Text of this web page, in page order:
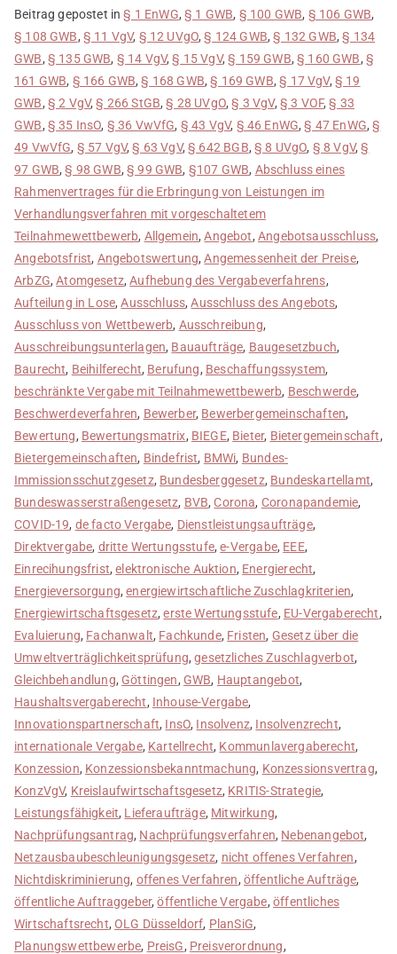
Beitrag gepostet in§ 1 EnWG,§ 1 GWB, § 100 GWB, § 106 GWB,
§ 108 GWB, § 11 VgV, § 12 UVgO,§ 124 GWB,§ 132 GWB,§ 134
GWB, § 135 GWB, § 14 VgV,§ 15 VgV,§ 159 GWB,§ 160 GWB, §
161 GWB, § 166 GWB,§ 168 GWB,§ 169 GWB,§ 17 VgV, § 19
GWB, § 2 VgV,§ 266 StGB,§ 28 UVgO,§ 3 VgV, § 3 VOF,§ 33
GWB, § 35 InsO, § 36 VwVfG, § 43 VgV, § 46 EnWG,§ 47 EnWG,§
49 VwVfG, § 57 VgV,§ 63 VgV,§ 642 BGB,§ 8 UVgO, § 8 VgV,§
97 GWB,§ 98 GWB,§ 99 GWB, §107 GWB, Abschluss eines
Rahmenvertrages für die Erbringung von Leistungen im
Verhandlungsverfahren mit vorgeschaltetem
Teilnahmewettbewerb, Allgemein,Angebot, Angebotsausschluss,
Angebotsfrist, Angebotswertung,Angemessenheit der Preise,
ArbZG,Atomgesetz,Aufhebung des Vergabeverfahrens,
Aufteilung in Lose,Ausschluss,Ausschluss des Angebots,
Ausschluss von Wettbewerb, Ausschreibung,
Ausschreibungsunterlagen, Bauaufträge, Baugesetzbuch,
Baurecht, Beihilferecht, Berufung, Beschaffungssystem,
beschränkte Vergabe mit Teilnahmewettbewerb, Beschwerde,
Beschwerdeverfahren, Bewerber, Bewerbergemeinschaften,
Bewertung, Bewertungsmatrix, BIEGE, Bieter, Bietergemeinschaft,
Bietergemeinschaften, Bindefrist, BMWi, Bundes-
Immissionsschutzgesetz, Bundesberggesetz, Bundeskartellamt,
Bundeswasserstraßengesetz, BVB,Corona, Coronapandemie,
COVID-19, de facto Vergabe, Dienstleistungsaufträge,
Direktvergabe, dritte Wertungsstufe,e-Vergabe, EEE,
Einrecihungsfrist,elektronische Auktion, Energierecht,
Energieversorgung,energiewirtschaftliche Zuschlagkriterien,
Energiewirtschaftsgesetz,erste Wertungsstufe, EU-Vergaberecht,
Evaluierung, Fachanwalt, Fachkunde, Fristen, Gesetz über die
Umweltverträglichkeitsprüfung,gesetzliches Zuschlagverbot,
Gleichbehandlung, Göttingen, GWB, Hauptangebot,
Haushaltsvergaberecht, Inhouse-Vergabe,
Innovationspartnerschaft, InsO, Insolvenz, Insolvenzrecht,
internationale Vergabe, Kartellrecht, Kommunlavergaberecht,
Konzession, Konzessionsbekanntmachung, Konzessionsvertrag,
KonzVgV, Kreislaufwirtschaftsgesetz, KRITIS-Strategie,
Leistungsfähigkeit, Lieferaufträge, Mitwirkung,
Nachprüfungsantrag, Nachprüfungsverfahren, Nebenangebot,
Netzausbaubeschleunigungsgesetz, nicht offenes Verfahren,
Nichtdiskriminierung, offenes Verfahren, öffentliche Aufträge,
öffentliche Auftraggeber,öffentliche Vergabe,öffentliches
Wirtschaftsrecht,OLG Düsseldorf, PlanSiG,
Planungswettbewerbe, PreisG, Preisverordnung,